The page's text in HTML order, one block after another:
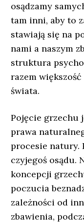
osądzamy
tam inni, aby to
stawiają się na
nami a naszym
struktura
razem
świata.
Pojęcie grzechu
prawa
procesie natury.
czyjegoś osądu.
koncepcji
poczucia
zależności od
zbawienia,